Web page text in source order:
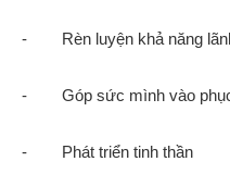
- Rèn luyện khả năng
- Góp sức mình vào phục
- Phát triển tinh thần